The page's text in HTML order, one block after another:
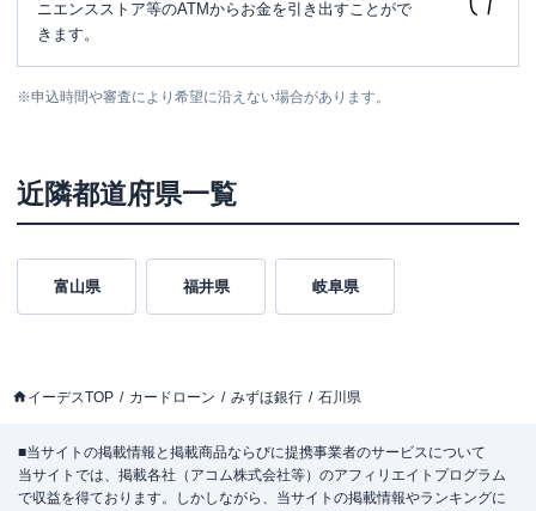
ニエンスストア等のATMからお金を引き出すことがで
きます。
※申込時間や審査により希望に沿えない場合があります。
近隣都道府県一覧
富山県 福井県 岐阜県
イーデスTOP カードローン みずほ銀行 石川県
■当サイトの掲載情報と掲載商品ならびに提携事業者のサービスについて
当サイトでは、掲載各社（アコム株式会社等）のアフィリエイトプログラム
で収益を得ております。しかしながら、当サイトの掲載情報やランキングに